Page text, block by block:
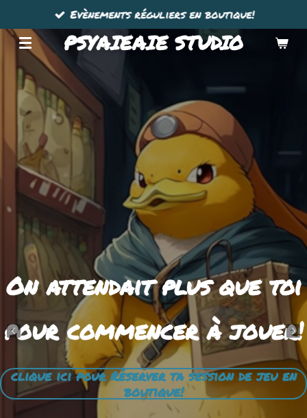
au
contenu
principal
PSYAIEAIE STUDIO
Evènements réguliers en boutique!
On attendait plus que toi
pour commencer à jouer!
clique ici pour Réserver ta session de jeu en
boutique!